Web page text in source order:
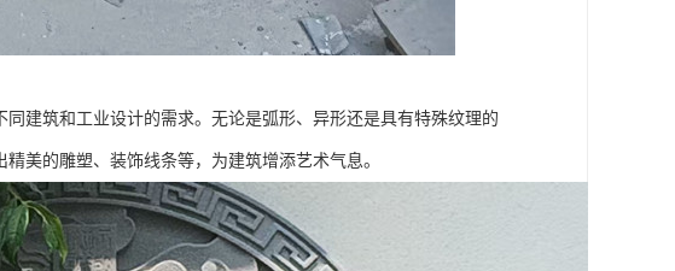
建筑和工业设计的需求。无论是弧形、异形还是具有特殊纹理的
美的雕塑、装饰线条等，为建筑增添艺术气息。